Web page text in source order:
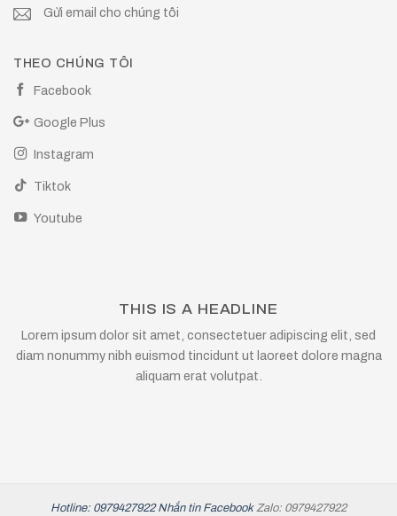
Gửi email cho chúng tôi
THEO CHÚNG TÔI
Facebook
Google Plus
Instagram
Tiktok
Youtube
THIS IS A HEADLINE
Lorem ipsum dolor sit amet, consectetuer adipiscing elit, sed
diam nonummy nibh euismod tincidunt ut laoreet dolore magna
aliquam erat volutpat.
Hotline: 0979427922 Nhắn tin Facebook Zalo: 0979427922